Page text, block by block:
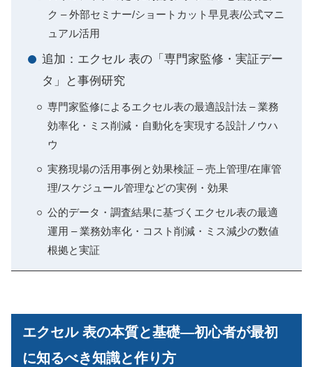
ク – 外部セミナー/ショートカット早見表/公式マニ
ュアル活用
追加：エクセル 表の「専門家監修・実証デー
タ」と事例研究
専門家監修によるエクセル表の最適設計法 – 業務
効率化・ミス削減・自動化を実現する設計ノウハ
ウ
実務現場の活用事例と効果検証 – 売上管理/在庫管
理/スケジュール管理などの実例・効果
公的データ・調査結果に基づくエクセル表の最適
運用 – 業務効率化・コスト削減・ミス減少の数値
根拠と実証
エクセル 表の本質と基礎―初心者が最初
に知るべき知識と作り方